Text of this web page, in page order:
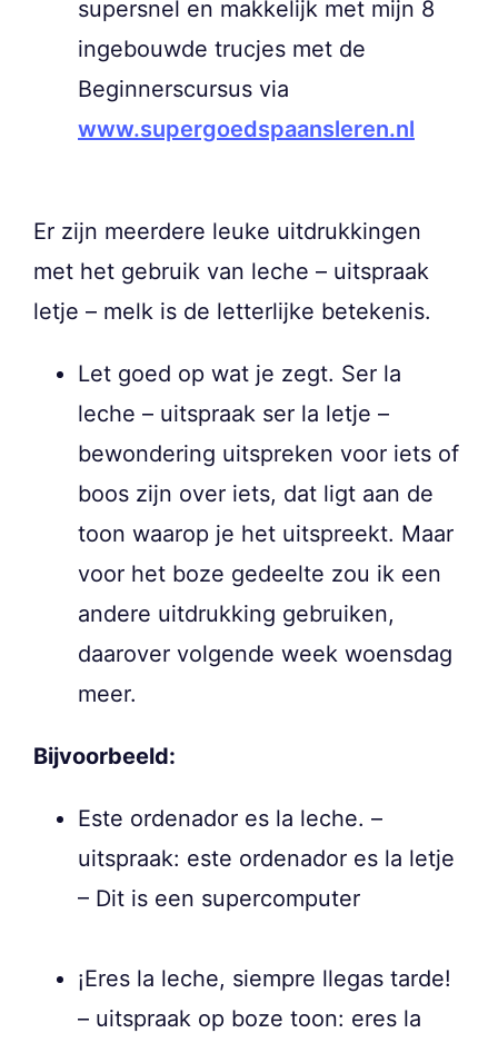
supersnel en makkelijk met mijn 8
ingebouwde trucjes met de
Beginnerscursus via
www.supergoedspaansleren.nl
Er zijn meerdere leuke uitdrukkingen
met het gebruik van leche – uitspraak
letje – melk is de letterlijke betekenis.
Let goed op wat je zegt. Ser la
leche – uitspraak ser la letje –
bewondering uitspreken voor iets of
boos zijn over iets, dat ligt aan de
toon waarop je het uitspreekt. Maar
voor het boze gedeelte zou ik een
andere uitdrukking gebruiken,
daarover volgende week woensdag
meer.
Bijvoorbeeld:
Este ordenador es la leche. –
uitspraak: este ordenador es la letje
– Dit is een supercomputer
¡Eres la leche, siempre llegas tarde!
– uitspraak op boze toon: eres la